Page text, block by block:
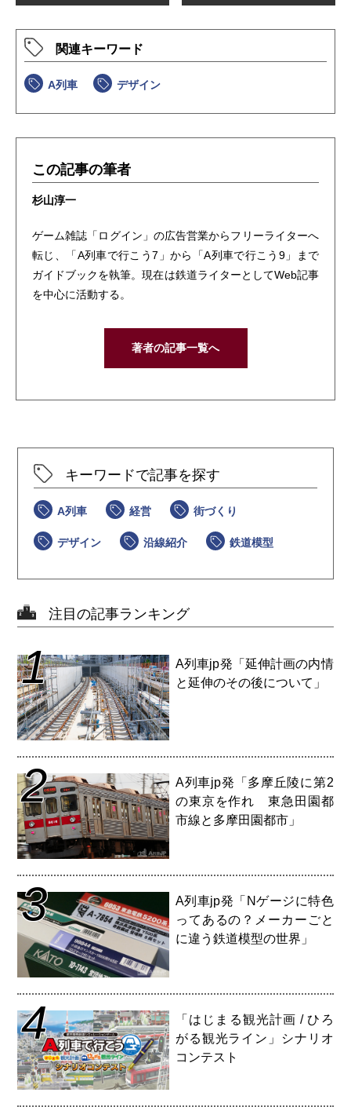
関連キーワード
A列車 デザイン
この記事の筆者
杉山淳一
ゲーム雑誌「ログイン」の広告営業からフリーライターへ
転じ、「A列車で行こう7」から「A列車で行こう9」まで
ガイドブックを執筆。現在は鉄道ライターとしてWeb記事
を中心に活動する。
著者の記事一覧へ
キーワードで記事を探す
A列車 経営 街づくり
デザイン 沿線紹介 鉄道模型
注目の記事ランキング
1
A列車jp発「延伸計画の内情
と延伸のその後について」
2
A列車jp発「多摩丘陵に第2
の東京を作れ 東急田園都
市線と多摩田園都市」
3
A列車jp発「Nゲージに特色
ってあるの？メーカーごと
に違う鉄道模型の世界」
4
「はじまる観光計画 / ひろ
がる観光ライン」シナリオ
コンテスト